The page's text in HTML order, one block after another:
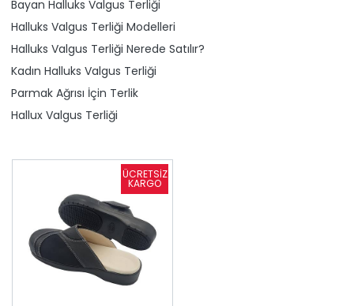
Bayan Halluks Valgus Terliği
Halluks Valgus Terliği Modelleri
Halluks Valgus Terliği Nerede Satılır?
Kadın Halluks Valgus Terliği
Parmak Ağrısı İçin Terlik
Hallux Valgus Terliği